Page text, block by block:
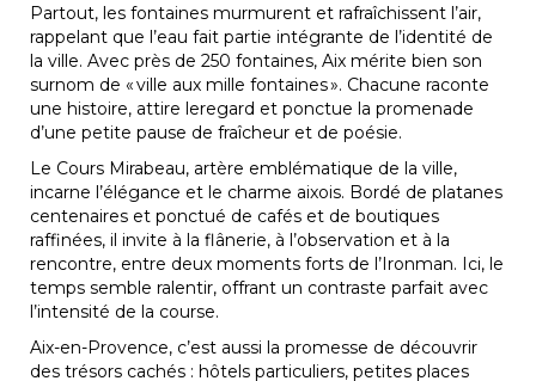
Partout, les fontaines murmurent et rafraîchissent l’air,
rappelant que l’eau fait partie intégrante de l’identité de
la ville. Avec près de 250 fontaines, Aix mérite bien son
surnom de « ville aux mille fontaines ». Chacune raconte
une histoire, attire leregard et ponctue la promenade
d’une petite pause de fraîcheur et de poésie.
Le Cours Mirabeau, artère emblématique de la ville,
incarne l’élégance et le charme aixois. Bordé de platanes
centenaires et ponctué de cafés et de boutiques
raffinées, il invite à la flânerie, à l’observation et à la
rencontre, entre deux moments forts de l’Ironman. Ici, le
temps semble ralentir, offrant un contraste parfait avec
l’intensité de la course.
Aix-en-Provence, c’est aussi la promesse de découvrir
des trésors cachés : hôtels particuliers, petites places